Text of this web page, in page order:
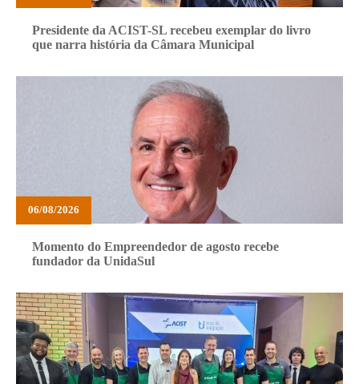
Presidente da ACIST-SL recebeu exemplar do livro
que narra história da Câmara Municipal
06/08/2026
Momento do Empreendedor de agosto recebe
fundador da UnidaSul